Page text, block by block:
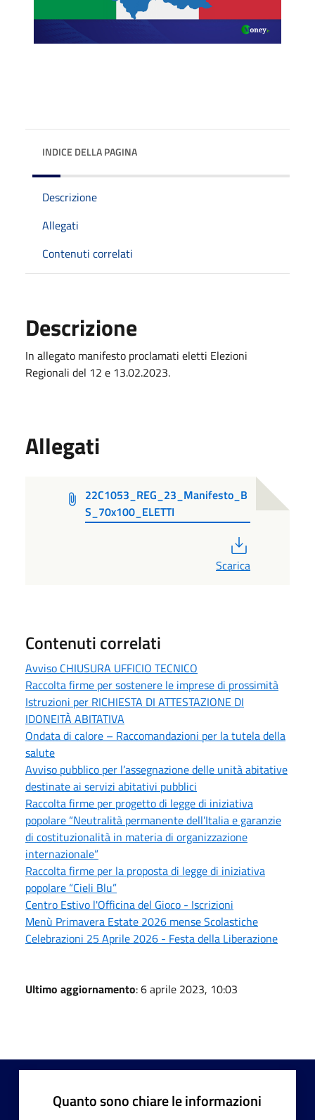
INDICE DELLA PAGINA
Descrizione
Allegati
Contenuti correlati
Descrizione
In allegato manifesto proclamati eletti Elezioni
Regionali del 12 e 13.02.2023.
Allegati
22C1053_REG_23_Manifesto_B
S_70x100_ELETTI
Scarica
Contenuti correlati
Avviso CHIUSURA UFFICIO TECNICO
Raccolta firme per sostenere le imprese di prossimità
Istruzioni per RICHIESTA DI ATTESTAZIONE DI
IDONEITÀ ABITATIVA
Ondata di calore – Raccomandazioni per la tutela della
salute
Avviso pubblico per l’assegnazione delle unità abitative
destinate ai servizi abitativi pubblici
Raccolta firme per progetto di legge di iniziativa
popolare “Neutralità permanente dell’Italia e garanzie
di costituzionalità in materia di organizzazione
internazionale”
Raccolta firme per la proposta di legge di iniziativa
popolare “Cieli Blu”
Centro Estivo l'Officina del Gioco - Iscrizioni
Menù Primavera Estate 2026 mense Scolastiche
Celebrazioni 25 Aprile 2026 - Festa della Liberazione
Ultimo aggiornamento: 6 aprile 2023, 10:03
Quanto sono chiare le informazioni